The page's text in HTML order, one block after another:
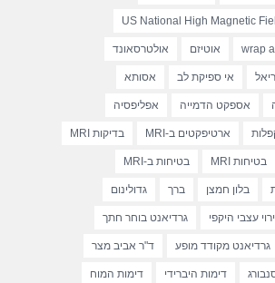
US National High Magnetic
wrap אוטיזם אולטרסאונד
אי ספיקת לב אסותא
אספקט הדמייה אפליפסיה
ארטיפקטים ב-MRI בדיקות MRI
בטיחות MRI בטיחות ב-MRI
בלון חמצן ברך גדולינום
עצבי היקפי גרדיאנט בוחר חתך
גרדיאנט מקודד מופע ד"ר אביב מצר
דימות היברידי דימות המוח